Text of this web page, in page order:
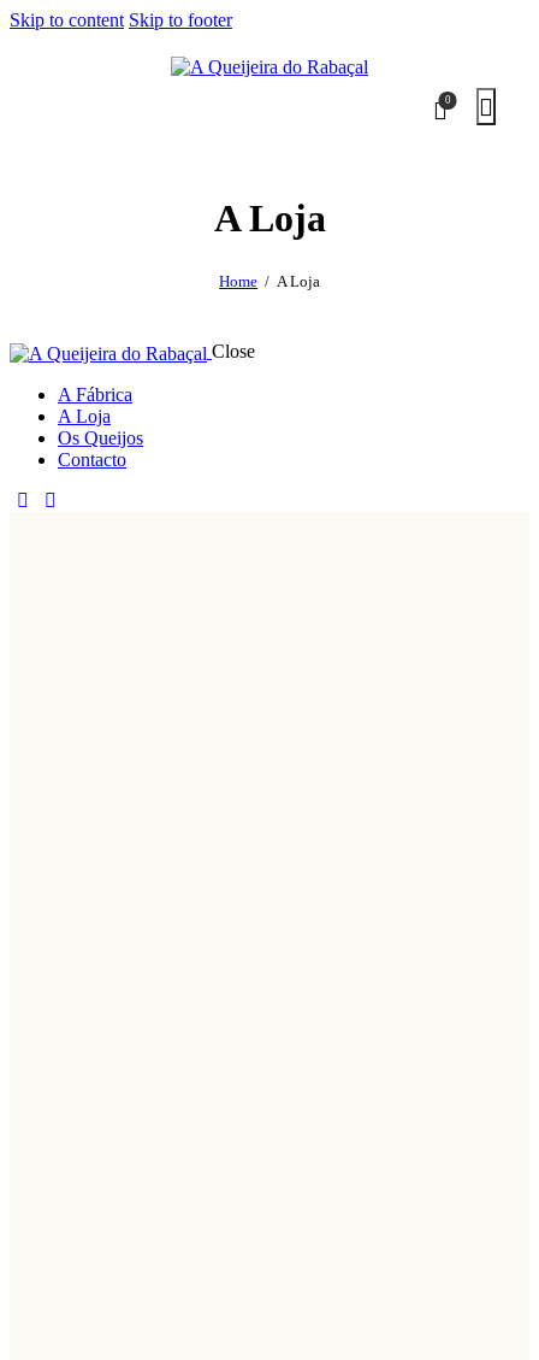
Skip to content Skip to footer
0
A Loja
Home A Loja
Close
A Fábrica
A Loja
Os Queijos
Contacto